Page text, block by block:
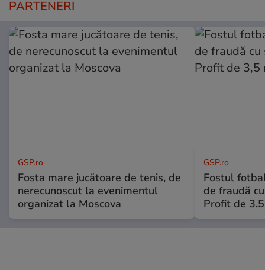
PARTENERI
GSP.ro
Fosta mare jucătoare de tenis, de
nerecunoscut la evenimentul
organizat la Moscova
GSP.ro
Fostul
de fraudă
Profit de